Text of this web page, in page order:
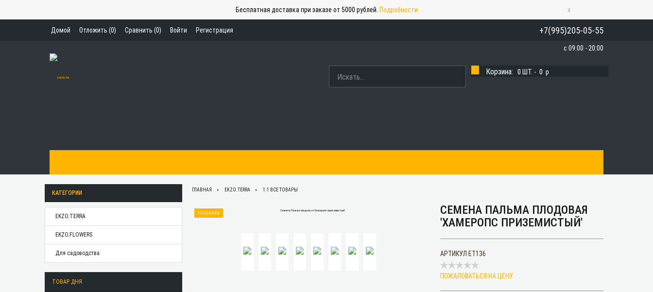
Бесплатная доставка при заказе от 5000 рублей. Подробности x
Домой Отложить (0) Сравнить (0) Войти Регистрация +7(995)205-05-55
с 09:00 - 20:00
Корзина: 0 ШТ. - 0 p
КАТЕГОРИИ
EKZO.TERRA
EKZO.FLOWERS
Для садоводства
ТОВАР ДНЯ
ГЛАВНАЯ EKZO.TERRA 1.1 ВСЕ ТОВАРЫ
Новинка
СЕМЕНА ПАЛЬМА ПЛОДОВАЯ
'ХАМЕРОПС ПРИЗЕМИСТЫЙ'
АРТИКУЛ ET136
ПОЖАЛОВАТЬСЯ НА ЦЕНУ